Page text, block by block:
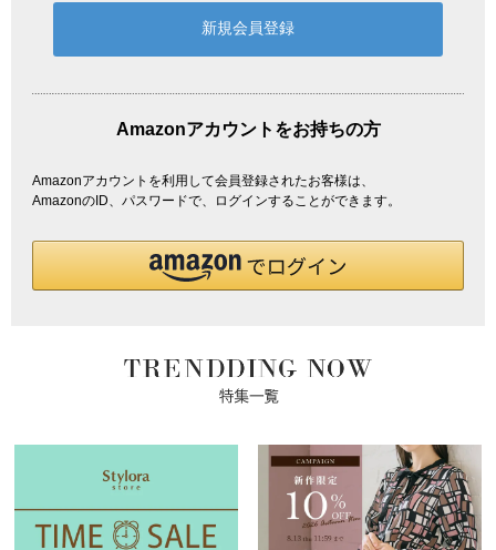
Amazonアカウントをお持ちの方
Amazonアカウントを利用して会員登録されたお客様は、
AmazonのID、パスワードで、ログインすることができます。